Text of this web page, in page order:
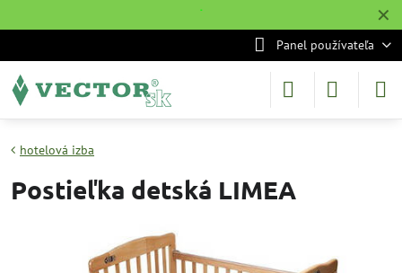
✕
˙
Panel používateľa
hotelová izba
Postieľka detská LIMEA